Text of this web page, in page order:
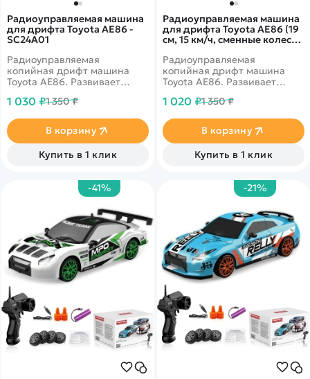
Радиоуправляемая машина
для дрифта Toyota AE86 -
SC24A01
Радиоуправляемая
копийная дрифт машина
Toyota AE86. Развивает
комплекте присутствуют
Светодиодные фары.
Ёмкость аккумулятора 500
1 030 ₽1 350 ₽
В корзину
Купить в 1 клик
Радиоуправляемая машина
для дрифта Toyota AE86 (19
см, 15 км/ч, сменные колеса,
Радиоуправляемая
копийная дрифт машина
Toyota AE86. Развивает
комплекте присутствуют
Светодиодные фары.
Ёмкость аккумулятора 500
1 020 ₽1 350 ₽
В корзину
Купить в 1 клик
-41% -21%